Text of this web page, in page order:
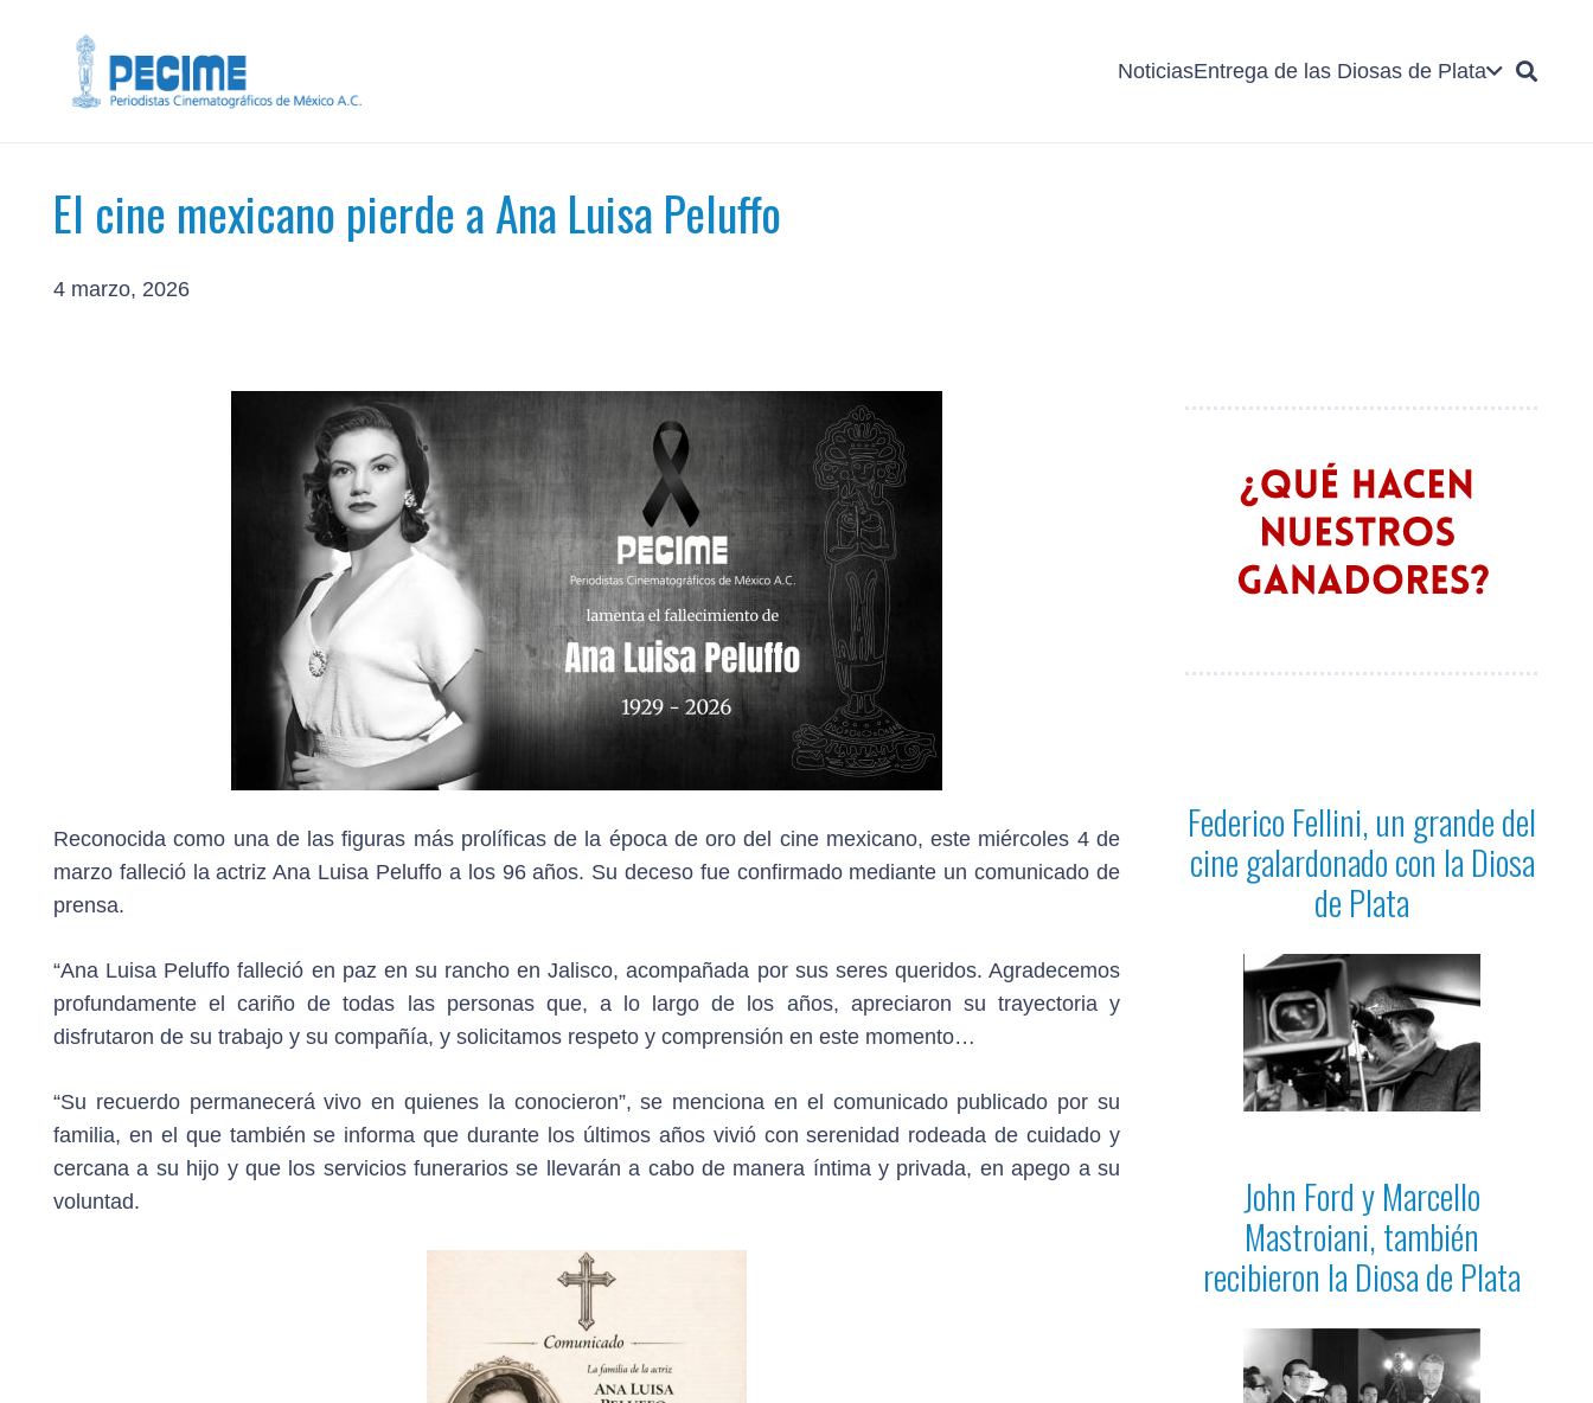
NoticiasEntrega de las Diosas de Plata
El cine mexicano pierde a Ana Luisa Peluffo
4 marzo, 2026
Reconocida como una de las figuras más prolíficas de la época de oro del cine mexicano, este miércoles 4 de
marzo falleció la actriz Ana Luisa Peluffo a los 96 años. Su deceso fue confirmado mediante un comunicado de
prensa.
“Ana Luisa Peluffo falleció en paz en su rancho en Jalisco, acompañada por sus seres queridos. Agradecemos
profundamente el cariño de todas las personas que, a lo largo de los años, apreciaron su trayectoria y
disfrutaron de su trabajo y su compañía, y solicitamos respeto y comprensión en este momento…
“Su recuerdo permanecerá vivo en quienes la conocieron”, se menciona en el comunicado publicado por su
familia, en el que también se informa que durante los últimos años vivió con serenidad rodeada de cuidado y
cercana a su hijo y que los servicios funerarios se llevarán a cabo de manera íntima y privada, en apego a su
voluntad.
Federico Fellini, un grande del
cine galardonado con la Diosa
de Plata
John Ford y Marcello
Mastroiani, también
recibieron la Diosa de Plata